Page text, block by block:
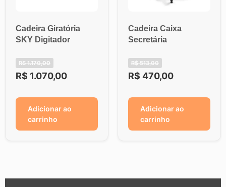
Cadeira Giratória
SKY Digitador
R$1.170,00
R$ 1.070,00
Adicionar ao
carrinho
Cadeira Caixa
Secretária
R$513,00
R$ 470,00
Adicionar ao
carrinho